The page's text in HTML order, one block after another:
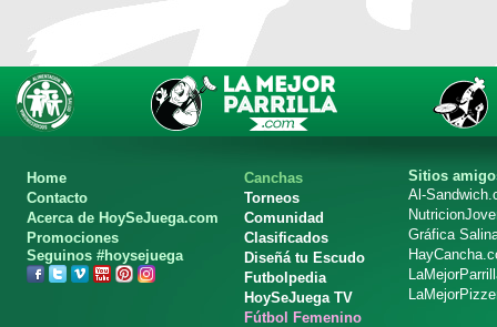
Home
Contacto
Acerca de HoySeJuega.com
Promociones
Seguinos #hoysejuega
Canchas
Torneos
Comunidad
Clasificados
Diseñá tu Escudo
Futbolpedia
HoySeJuega TV
Fútbol Femenino
Sitios
Al-
Gráfica